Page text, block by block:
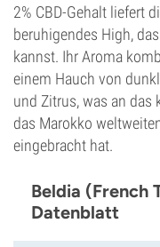
2% CBD-Gehalt liefert
beruhigendes High,
kannst. Ihr Aroma
einem Hauch von
und Zitrus, was an das
das Marokko
eingebracht hat.
Beldia (French
Datenblatt